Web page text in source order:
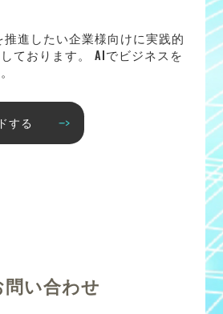
推進したい企業様向けに実践的
ております。 AIでビジネスを
する
問い合わせ